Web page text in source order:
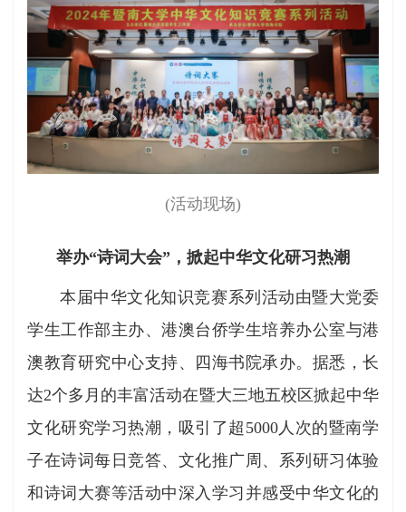
(活动现场)
举办“诗词大会”，掀起中华文化研习热潮
本届中华文化知识竞赛系列活动由暨大党委
学生工作部主办、港澳台侨学生培养办公室与港
澳教育研究中心支持、四海书院承办。据悉，长
达2个多月的丰富活动在暨大三地五校区掀起中华
文化研究学习热潮，吸引了超5000人次的暨南学
子在诗词每日竞答、文化推广周、系列研习体验
和诗词大赛等活动中深入学习并感受中华文化的